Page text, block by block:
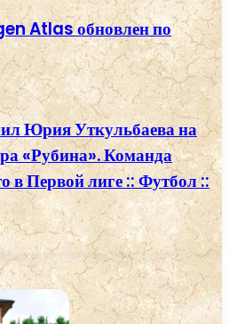
Atlas обновлен по
Юрия Уткульбаева на
«Рубина». Команда
в Первой лиге :: Футбол ::